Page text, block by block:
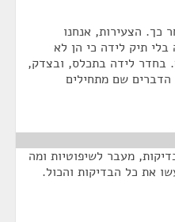
כך. הצעירות, אנחנו
תיק לידה כי הן לא
בחדר לידה בתכלס, ובצדק,
הדברים שם מתחילים
מעבר לשיפוטיות ומה
את כל הבדיקות והכול.